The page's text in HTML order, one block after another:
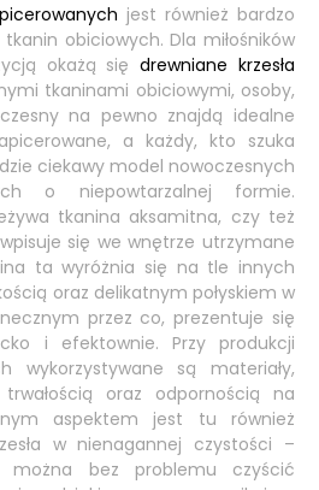
jest również bardzo
obiciowych. Dla miłośników
okażą siędrewniane krzesła
tkaninami obiciowymi, osoby,
na pewno znajdą idealne
a każdy, kto szuka
ciekawy model nowoczesnych
o niepowtarzalnej formie.
tkanina aksamitna, czy też
się we wnętrze utrzymane
ta wyróżnia się na tle innych
oraz delikatnym połyskiem w
przez co, prezentuje się
i efektownie. Przy produkcji
wykorzystywane są materiały,
oraz odpornością na
aspektem jest tu również
w nienagannej czystości –
można bez problemu czyścić